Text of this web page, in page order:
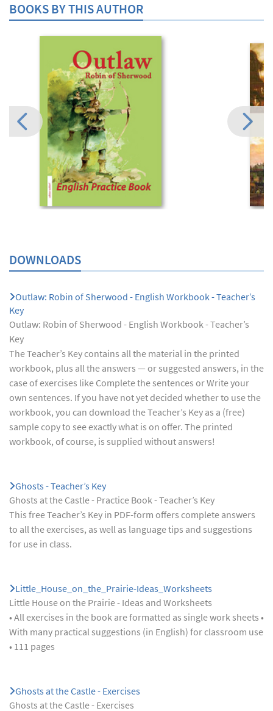
BOOKS BY THIS AUTHOR
DOWNLOADS
Outlaw: Robin of Sherwood - English Workbook - Teacher’s
Key
Outlaw: Robin of Sherwood - English Workbook - Teacher’s
Key
The Teacher’s Key contains all the material in the printed
workbook, plus all the answers — or suggested answers, in the
case of exercises like Complete the sentences or Write your
own sentences. If you have not yet decided whether to use the
workbook, you can download the Teacher’s Key as a (free)
sample copy to see exactly what is on offer. The printed
workbook, of course, is supplied without answers!
Ghosts - Teacher’s Key
Ghosts at the Castle - Practice Book - Teacher’s Key
This free Teacher’s Key in PDF-form offers complete answers
to all the exercises, as well as language tips and suggestions
for use in class.
Little_House_on_the_Prairie-Ideas_Worksheets
Little House on the Prairie - Ideas and Worksheets
• All exercises in the book are formatted as single work sheets •
With many practical suggestions (in English) for classroom use
• 111 pages
Ghosts at the Castle - Exercises
Ghosts at the Castle - Exercises